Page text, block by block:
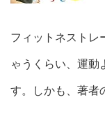
フィットネストレ
ゃうくらい、運動
す。しかも、著者